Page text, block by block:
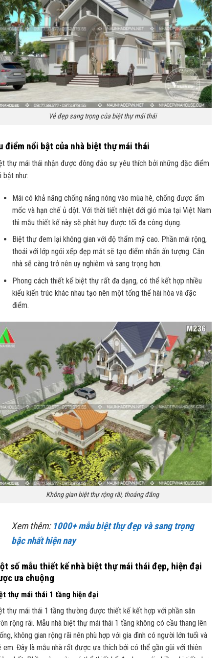
Vẻ đẹp sang trọng của biệt thự mái thái
điểm nổi bật của nhà biệt thự mái thái
thự mái thái nhận được đông đảo sự yêu thích bởi những đặc điểm
bật như:
Mái có khả năng chống nắng nóng vào mùa hè, chống được ẩm
mốc và hạn chế ủ dột. Với thời tiết nhiệt đới gió mùa tại Việt Nam
thì mẫu thiết kế này sẽ phát huy được tối đa công dụng.
Biệt thự đem lại không gian với độ thẩm mỹ cao. Phần mái rộng,
thoải với lớp ngói xếp đẹp mắt sẽ tạo điểm nhấn ấn tượng. Căn
nhà sẽ càng trở nên uy nghiêm và sang trọng hơn.
Phong cách thiết kế biệt thự rất đa dạng, có thể kết hợp nhiều
kiểu kiến trúc khác nhau tạo nên một tổng thể hài hòa và đặc
điểm.
Không gian biệt thự rộng rãi, thoáng đãng
Xem thêm: 1000+ mẫu biệt thự đẹp và sang trọng
bậc nhất hiện nay
số mẫu thiết kế nhà biệt thự mái thái đẹp, hiện đại
ưa chuộng
thự mái thái 1 tầng hiện đại
thự mái thái 1 tầng thường được thiết kế kết hợp với phần sân
rộng rãi. Mẫu nhà biệt thự mái thái 1 tầng không có cầu thang lên
không gian rộng rãi nên phù hợp với gia đình có người lớn tuổi và
em. Đây là mẫu nhà rất được ưa thích bởi có thể gần gũi với thiên